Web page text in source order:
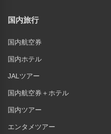
国内旅行
国内航空券
国内ホテル
JALツアー
国内航空券＋ホテル
国内ツアー
エンタメツアー